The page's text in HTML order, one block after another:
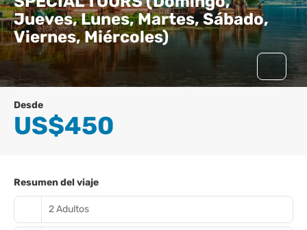
Jueves, Lunes, Martes, Sábado,
Viernes, Miércoles)
Desde
US$450
Resumen del viaje
2 Adultos